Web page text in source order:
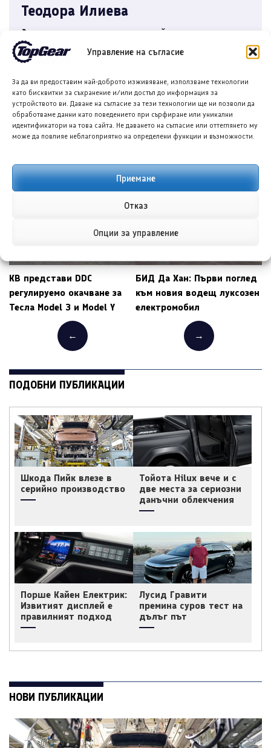
Управление на съгласие
За да ви предоставим най-доброто изживяване, използваме технологии
като бисквитки за съхранение и/или достъп до информация за
устройството ви. Даване на съгласие за тези технологии ще ни позволи да
обработваме данни като поведението при сърфиране или уникални
идентификатори на това сайта. Не даването на съгласие или оттеглянето му
може да повлияе неблагоприятно на определени функции и възможности.
Приемане
Отказ
Опции за управление
Теодора Илиева
Автор на съдържание в онлайн медии и
копирайътър с интереси в областта на
технологиите, спорта и ...
ОЩЕ ОТ АВТОРА
ПРЕДИШНА/СЛЕДВАЩА
КВ представи DDC
регулируемо окачване за
Тесла Model 3 и Model Y
←
БИД Да Хан: Първи поглед
към новия водещ луксозен
електромобил
→
ПОДОБНИ ПУБЛИКАЦИИ
Шкода Пийк влезе в
серийно производство
Тойота Hilux вече и с
две места за сериозни
данъчни облекчения
Порше Кайен Електрик:
Извитият дисплей е
правилният подход
Лусид Гравити
премина суров тест на
дълъг път
НОВИ ПУБЛИКАЦИИ